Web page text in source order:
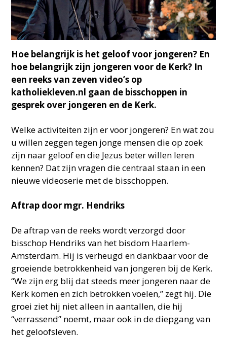
Hoe belangrijk is het geloof voor jongeren? En
hoe belangrijk zijn jongeren voor de Kerk? In
een reeks van zeven video’s op
katholiekleven.nl gaan de bisschoppen in
gesprek over jongeren en de Kerk.
Welke activiteiten zijn er voor jongeren? En wat zou
u willen zeggen tegen jonge mensen die op zoek
zijn naar geloof en die Jezus beter willen leren
kennen? Dat zijn vragen die centraal staan in een
nieuwe videoserie met de bisschoppen.
Aftrap door mgr. Hendriks
De aftrap van de reeks wordt verzorgd door
bisschop Hendriks van het bisdom Haarlem-
Amsterdam. Hij is verheugd en dankbaar voor de
groeiende betrokkenheid van jongeren bij de Kerk.
“We zijn erg blij dat steeds meer jongeren naar de
Kerk komen en zich betrokken voelen,” zegt hij. Die
groei ziet hij niet alleen in aantallen, die hij
“verrassend” noemt, maar ook in de diepgang van
het geloofsleven.